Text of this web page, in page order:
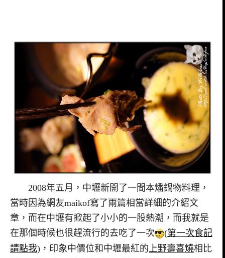
2008年五月，中壢新開了一間本燔鍋物料理，
當時因為網友maikof寫了兩篇相當詳細的介紹文
章，而在中壢有掀起了小小的一股熱潮，而我就是
在那個時候也很趕流行的去吃了一次
(第一次食記
請點我)，印象中價位和中壢最紅的上野壽喜燒相比